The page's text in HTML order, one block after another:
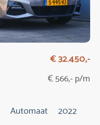
€ 32.450,-
€ 566,- p/m
Automaat 2022